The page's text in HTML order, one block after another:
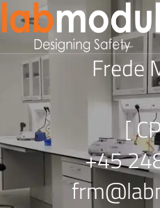
Frede
[
+45